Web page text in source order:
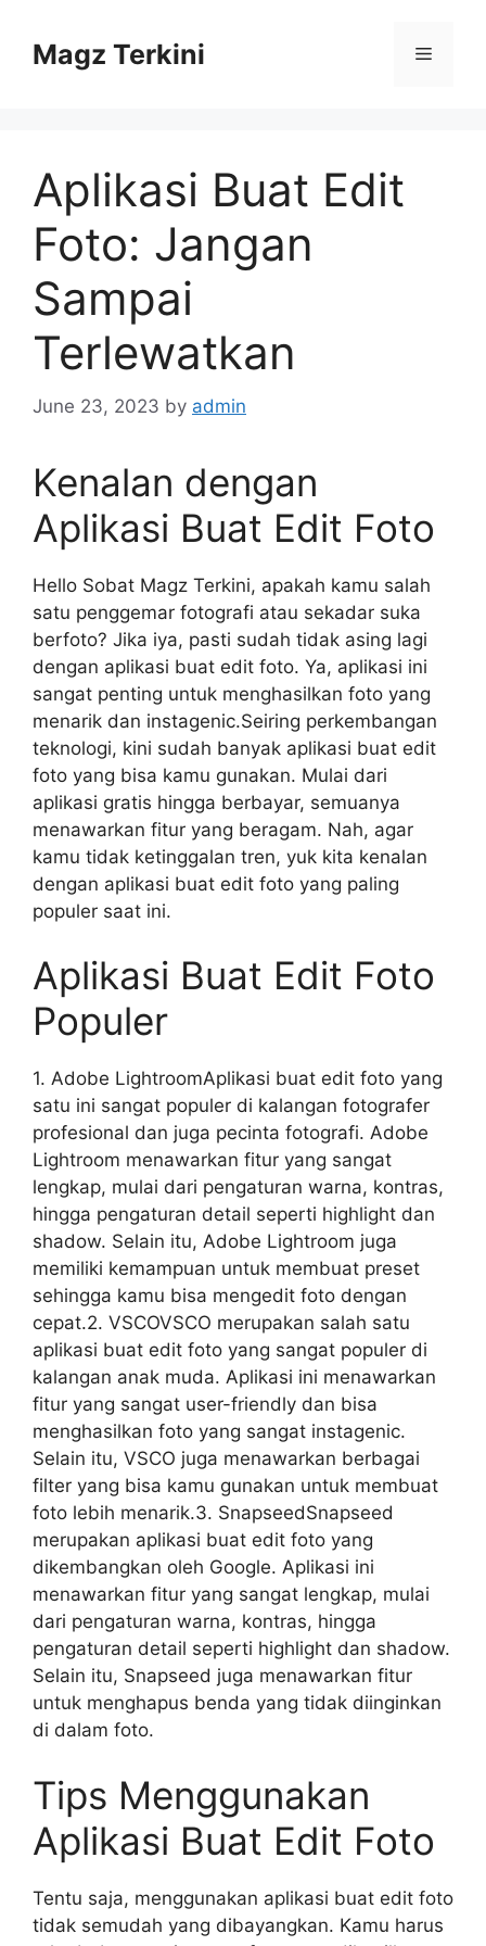
contentMagz Terkini Menu
Aplikasi Buat Edit
Foto: Jangan
Sampai
Terlewatkan
June 23, 2023 by admin
Kenalan dengan
Aplikasi Buat Edit Foto
Hello Sobat Magz Terkini, apakah kamu salah
satu penggemar fotografi atau sekadar suka
berfoto? Jika iya, pasti sudah tidak asing lagi
dengan aplikasi buat edit foto. Ya, aplikasi ini
sangat penting untuk menghasilkan foto yang
menarik dan instagenic.Seiring perkembangan
teknologi, kini sudah banyak aplikasi buat edit
foto yang bisa kamu gunakan. Mulai dari
aplikasi gratis hingga berbayar, semuanya
menawarkan fitur yang beragam. Nah, agar
kamu tidak ketinggalan tren, yuk kita kenalan
dengan aplikasi buat edit foto yang paling
populer saat ini.
Aplikasi Buat Edit Foto
Populer
1. Adobe LightroomAplikasi buat edit foto yang
satu ini sangat populer di kalangan fotografer
profesional dan juga pecinta fotografi. Adobe
Lightroom menawarkan fitur yang sangat
lengkap, mulai dari pengaturan warna, kontras,
hingga pengaturan detail seperti highlight dan
shadow. Selain itu, Adobe Lightroom juga
memiliki kemampuan untuk membuat preset
sehingga kamu bisa mengedit foto dengan
cepat.2. VSCOVSCO merupakan salah satu
aplikasi buat edit foto yang sangat populer di
kalangan anak muda. Aplikasi ini menawarkan
fitur yang sangat user-friendly dan bisa
menghasilkan foto yang sangat instagenic.
Selain itu, VSCO juga menawarkan berbagai
filter yang bisa kamu gunakan untuk membuat
foto lebih menarik.3. SnapseedSnapseed
merupakan aplikasi buat edit foto yang
dikembangkan oleh Google. Aplikasi ini
menawarkan fitur yang sangat lengkap, mulai
dari pengaturan warna, kontras, hingga
pengaturan detail seperti highlight dan shadow.
Selain itu, Snapseed juga menawarkan fitur
untuk menghapus benda yang tidak diinginkan
di dalam foto.
Tips Menggunakan
Aplikasi Buat Edit Foto
Tentu saja, menggunakan aplikasi buat edit foto
tidak semudah yang dibayangkan. Kamu harus